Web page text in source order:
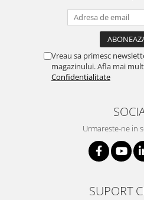
Vreau sa primesc
magazinului. Afla mai
Confidentialitate
Urmareste-ne in
SUPORT